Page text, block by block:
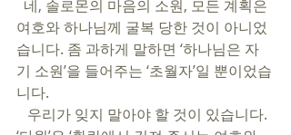
여호와 하나님께 굴복 당한 것이 아니었
습니다. 좀 과하게 말하면 ‘하나님은 자
기 소원’을 들어주는 ‘초월자’일 뿐이었습
니다.